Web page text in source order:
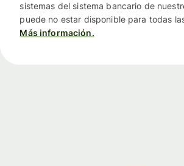
sistemas del sistema bancario de
puede no estar disponible para todas
Más información.